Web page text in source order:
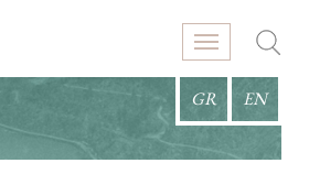
GR EN